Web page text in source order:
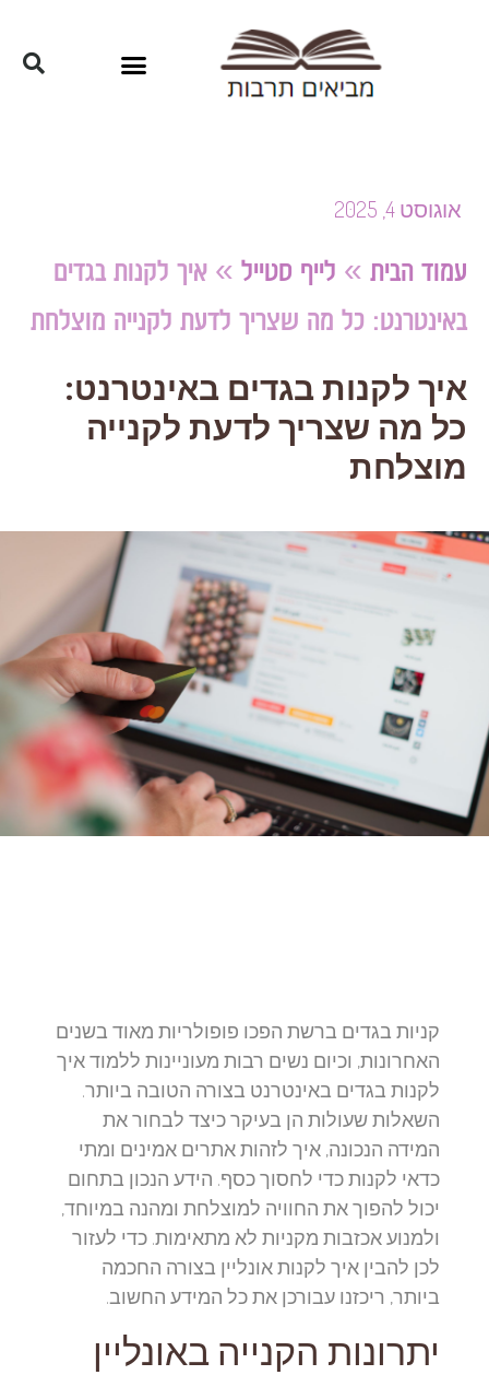
אוגוסט 4, 2025
עמוד הבית»לייף סטייל»איך לקנות בגדים
באינטרנט: כל מה שצריך לדעת לקנייה מוצלחת
איך לקנות בגדים באינטרנט:
כל מה שצריך לדעת לקנייה
מוצלחת
קניות בגדים ברשת הפכו פופולריות מאוד בשנים
האחרונות, וכיום נשים רבות מעוניינות ללמוד איך
לקנות בגדים באינטרנט בצורה הטובה ביותר.
השאלות שעולות הן בעיקר כיצד לבחור את
המידה הנכונה, איך לזהות אתרים אמינים ומתי
כדאי לקנות כדי לחסוך כסף. הידע הנכון בתחום
יכול להפוך את החוויה למוצלחת ומהנה במיוחד,
ולמנוע אכזבות מקניות לא מתאימות. כדי לעזור
לכן להבין איך לקנות אונליין בצורה החכמה
ביותר, ריכזנו עבורכן את כל המידע החשוב.
יתרונות הקנייה באונליין